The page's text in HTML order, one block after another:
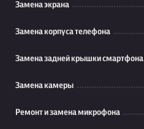
Замена экрана
Замена корпуса телефона
Замена задней крышки смартфона
Замена камеры
Ремонт и замена микрофона